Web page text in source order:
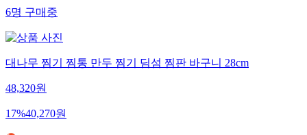
6명구매중
대나무 찜기 찜통 만두 찜기 딤섬 찜판 바구니 28cm
48,320원
17%40,270원